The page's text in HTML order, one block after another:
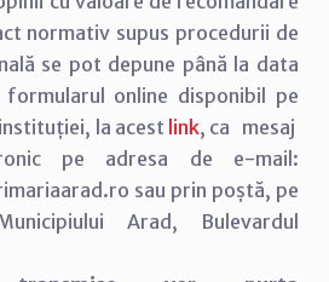
normativ supus procedurii de
se pot depune până la data
formularul online disponibil pe
la acest link, ca mesaj
pe adresa de e-mail:
sau prin poștă, pe
Arad, Bulevardul